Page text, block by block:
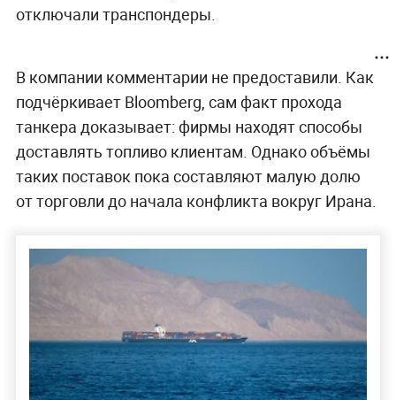
отключали транспондеры.
В компании комментарии не предоставили. Как
подчёркивает Bloomberg, сам факт прохода
танкера доказывает: фирмы находят способы
доставлять топливо клиентам. Однако объёмы
таких поставок пока составляют малую долю
от торговли до начала конфликта вокруг Ирана.